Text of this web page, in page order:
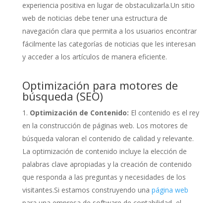
experiencia positiva en lugar de obstaculizarla.Un sitio
web de noticias debe tener una estructura de
navegación clara que permita a los usuarios encontrar
fácilmente las categorías de noticias que les interesan
y acceder a los artículos de manera eficiente.
Optimización para motores de
búsqueda (SEO)
Optimización de Contenido: El contenido es el rey
en la construcción de páginas web. Los motores de
búsqueda valoran el contenido de calidad y relevante.
La optimización de contenido incluye la elección de
palabras clave apropiadas y la creación de contenido
que responda a las preguntas y necesidades de los
visitantes.Si estamos construyendo una página web